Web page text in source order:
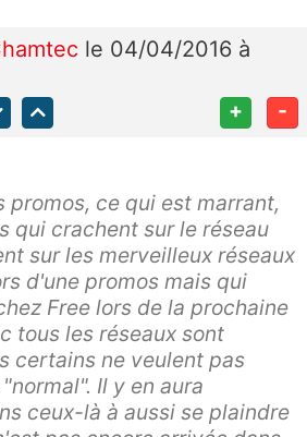
le 04/04/2016 à
+ -
promos, ce qui est marrant,
qui crachent sur le réseau
sur les merveilleux réseaux
d'une promos mais qui
Free lors de la prochaine
tous les réseaux sont
certains ne veulent pas
Il y en aura
ceux-là à aussi se plaindre